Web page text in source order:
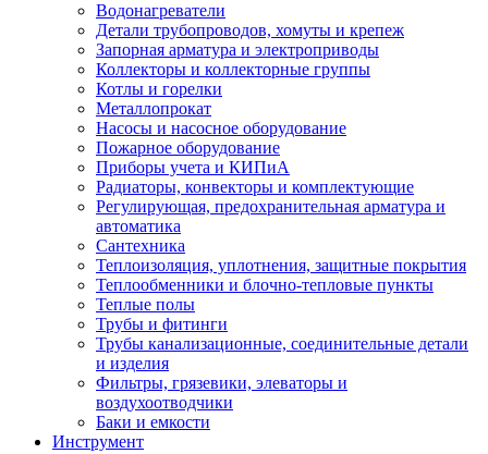
Водонагреватели
Детали трубопроводов, хомуты и крепеж
Запорная арматура и электроприводы
Коллекторы и коллекторные группы
Котлы и горелки
Металлопрокат
Насосы и насосное оборудование
Пожарное оборудование
Приборы учета и КИПиА
Радиаторы, конвекторы и комплектующие
Регулирующая, предохранительная арматура и
автоматика
Сантехника
Теплоизоляция, уплотнения, защитные покрытия
Теплообменники и блочно-тепловые пункты
Теплые полы
Трубы и фитинги
Трубы канализационные, соединительные детали
и изделия
Фильтры, грязевики, элеваторы и
воздухоотводчики
Баки и емкости
Инструмент